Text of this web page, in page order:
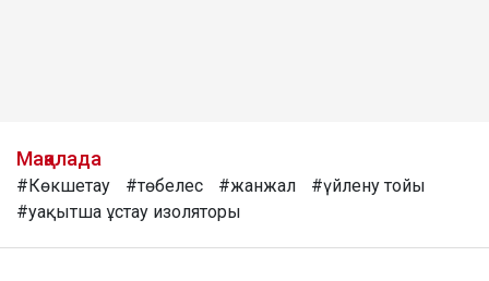
Мақалада
#Көкшетау #төбелес #жанжал
#үйлену тойы
#уақытша ұстау изоляторы